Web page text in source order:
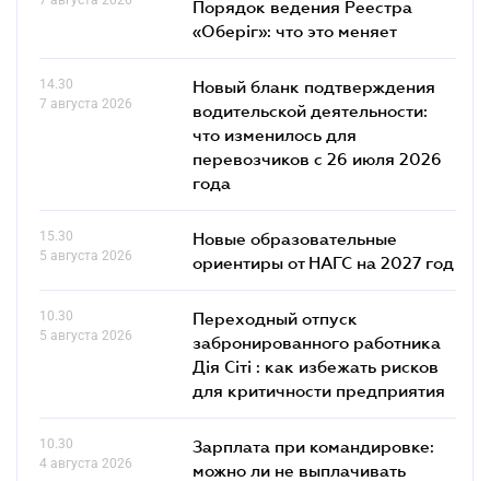
Порядок ведения Реестра
«Оберіг»: что это меняет
14.30
7 августа 2026
Новый бланк подтверждения
водительской деятельности:
что изменилось для
перевозчиков с 26 июля 2026
года
15.30
5 августа 2026
Новые образовательные
ориентиры от НАГС на 2027 год
10.30
5 августа 2026
Переходный отпуск
забронированного работника
Дія Сіті : как избежать рисков
для критичности предприятия
10.30
4 августа 2026
Зарплата при командировке:
можно ли не выплачивать